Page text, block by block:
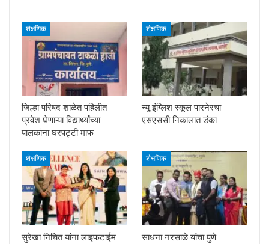
शैक्षणिक
जिल्हा परिषद शाळेत पहिलीत
प्रवेश घेणाऱ्या विद्यार्थ्यांच्या
पालकांना घरपट्टी माफ
शैक्षणिक
न्यू इंग्लिश स्कूल पारनेरचा
एसएससी निकालात डंका
शैक्षणिक
सुरेखा निचित यांना लाइफटाईम
शैक्षणिक
साधना नरसाळे यांचा पुणे